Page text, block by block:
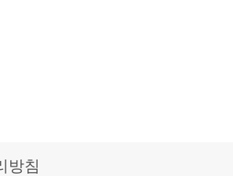
방침